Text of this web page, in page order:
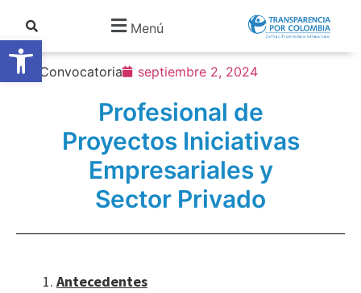
Abrir barra de herramientas
Menú
Convocatoria septiembre 2, 2024
Profesional de
Proyectos Iniciativas
Empresariales y
Sector Privado
Antecedentes